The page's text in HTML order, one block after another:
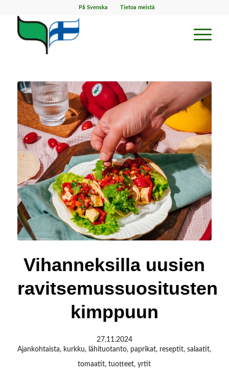
På Svenska Tietoa meistä
Vihanneksilla uusien
ravitsemussuositusten
kimppuun
27.11.2024
Ajankohtaista, kurkku, lähituotanto, paprikat, reseptit,salaatit,
tomaatit,tuotteet,yrtit